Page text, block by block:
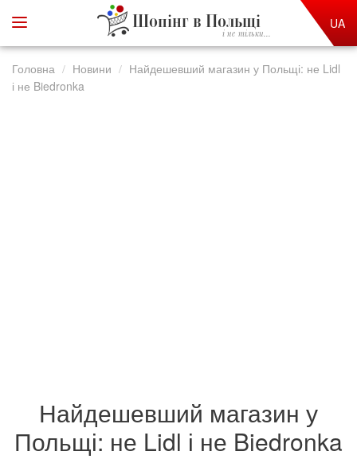
Шопінг в Польщі
і не тільки...
UA
Головна Новини
Найдешевший магазин у Польщі: не Lidl
і не Biedronka
Найдешевший магазин у
Польщі: не Lidl і не Biedronka